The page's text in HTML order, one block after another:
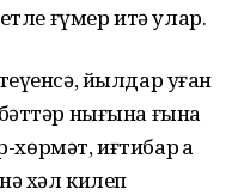
ғүмер итә улар.
йылдар уҙған
нығына ғына
хөрмәт, иғтибар ҙа
хәл килеп